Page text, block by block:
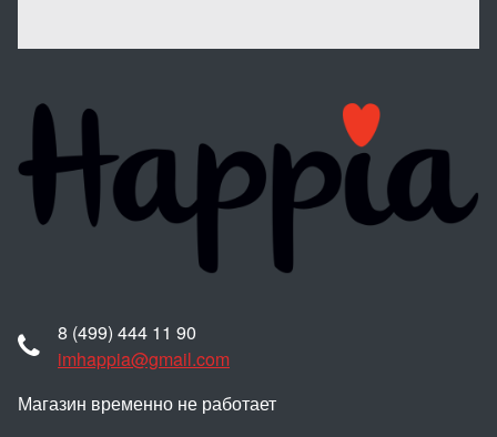
8 (499) 444 11 90
imhappia@gmail.com
Магазин временно не работает